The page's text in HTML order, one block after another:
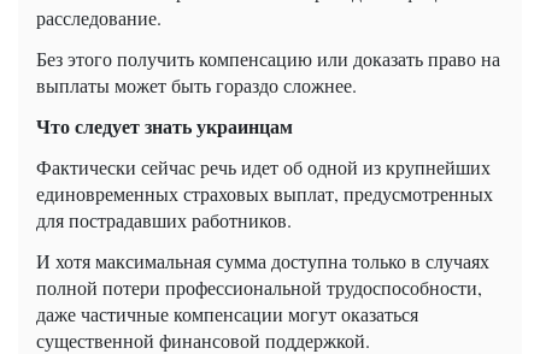
расследование.
Без этого получить компенсацию или доказать право на
выплаты может быть гораздо сложнее.
Что следует знать украинцам
Фактически сейчас речь идет об одной из крупнейших
единовременных страховых выплат, предусмотренных
для пострадавших работников.
И хотя максимальная сумма доступна только в случаях
полной потери профессиональной трудоспособности,
даже частичные компенсации могут оказаться
существенной финансовой поддержкой.